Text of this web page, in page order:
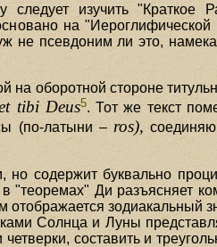
изучить "Краткое
на
не псевдоним ли это,
оборотной стороне
tibi Deus5. Тот же текст
(по-латыни – ros),
содержит буквально
Ди разъясняет
отображается зодиакальный
Солнца и Луны
составить и